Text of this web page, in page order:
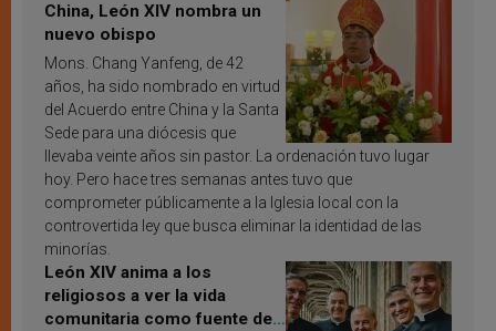
China, León XIV nombra un
nuevo obispo
Mons. Chang Yanfeng, de 42
años, ha sido nombrado en virtud
del Acuerdo entre China y la Santa
Sede para una diócesis que
llevaba veinte años sin pastor. La ordenación tuvo lugar
hoy. Pero hace tres semanas antes tuvo que
comprometer públicamente a la Iglesia local con la
controvertida ley que busca eliminar la identidad de las
minorías.
León XIV anima a los
religiosos a ver la vida
comunitaria como fuente de